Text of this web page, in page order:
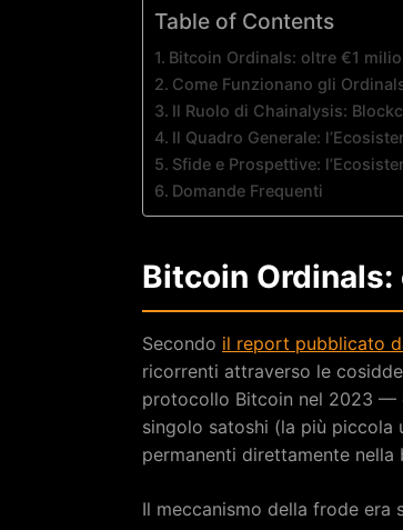
Table of Contents
Bitcoin Ordinals: oltre €1
Come Funzionano gli
Il Ruolo di Chainalysis:
Il Quadro Generale:
Sfide e Prospettive:
Domande Frequenti
Bitcoin
Secondo il report pubblicato
ricorrenti attraverso le
protocollo Bitcoin nel 2023 —
singolo satoshi (la più piccola
permanenti direttamente nella
Il meccanismo della frode